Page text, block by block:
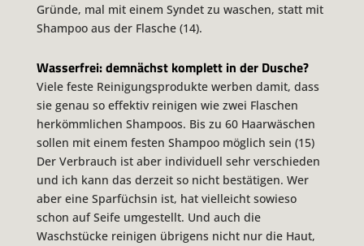
Gründe, mal mit einem Syndet zu waschen, statt mit
Shampoo aus der Flasche (14).
Wasserfrei: demnächst komplett in der Dusche?
Viele feste Reinigungsprodukte werben damit, dass
sie genau so effektiv reinigen wie zwei Flaschen
herkömmlichen Shampoos. Bis zu 60 Haarwäschen
sollen mit einem festen Shampoo möglich sein (15)
Der Verbrauch ist aber individuell sehr verschieden
und ich kann das derzeit so nicht bestätigen. Wer
aber eine Sparfüchsin ist, hat vielleicht sowieso
schon auf Seife umgestellt. Und auch die
Waschstücke reinigen übrigens nicht nur die Haut,